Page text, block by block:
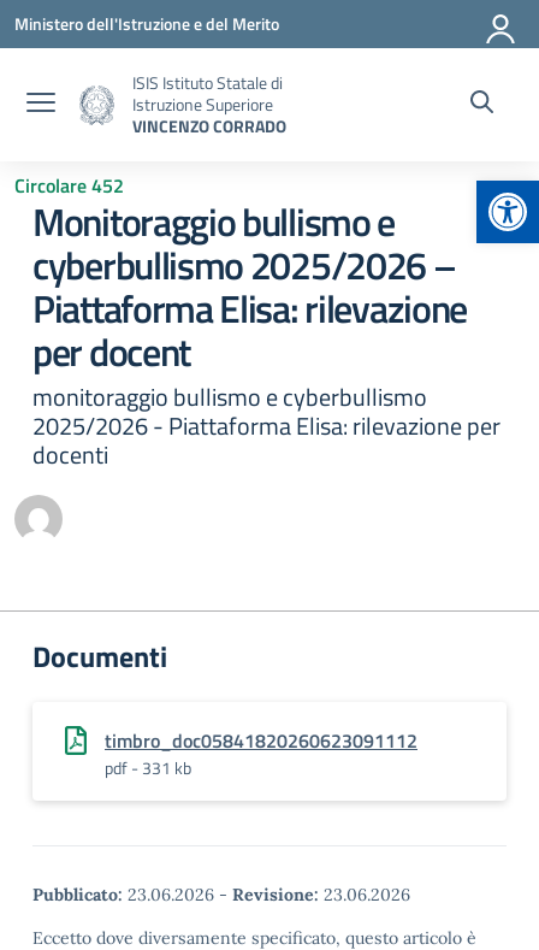
Vai ai contenuti
Vai al menu di navigazione
Vai al footer
Ministero dell'Istruzione e del Merito
ISIS Istituto Statale di
Istruzione Superiore
VINCENZO CORRADO
Circolare 452
Monitoraggio bullismo e
cyberbullismo 2025/2026 –
Piattaforma Elisa: rilevazione
per docent
monitoraggio bullismo e cyberbullismo
2025/2026 - Piattaforma Elisa: rilevazione per
docenti
Documenti
timbro_doc05841820260623091112
pdf - 331 kb
Pubblicato: 23.06.2026 - Revisione: 23.06.2026
Eccetto dove diversamente specificato, questo articolo è